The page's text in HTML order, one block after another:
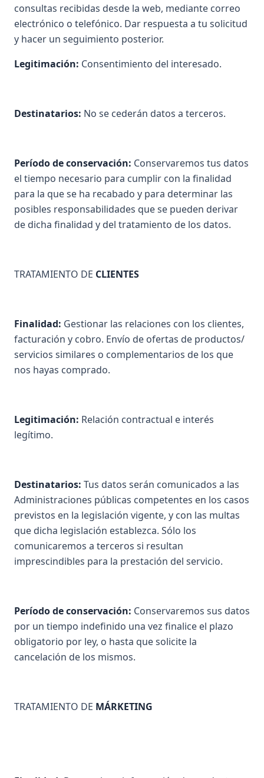
consultas recibidas desde la web, mediante correo
electrónico o telefónico. Dar respuesta a tu solicitud
y hacer un seguimiento posterior.
Legitimación: Consentimiento del interesado.
Destinatarios: No se cederán datos a terceros.
Período de conservación: Conservaremos tus datos
el tiempo necesario para cumplir con la finalidad
para la que se ha recabado y para determinar las
posibles responsabilidades que se pueden derivar
de dicha finalidad y del tratamiento de los datos.
TRATAMIENTO DE CLIENTES
Finalidad: Gestionar las relaciones con los clientes,
facturación y cobro. Envío de ofertas de productos/
servicios similares o complementarios de los que
nos hayas comprado.
Legitimación: Relación contractual e interés
legítimo.
Destinatarios: Tus datos serán comunicados a las
Administraciones públicas competentes en los casos
previstos en la legislación vigente, y con las multas
que dicha legislación establezca. Sólo los
comunicaremos a terceros si resultan
imprescindibles para la prestación del servicio.
Período de conservación: Conservaremos sus datos
por un tiempo indefinido una vez finalice el plazo
obligatorio por ley, o hasta que solicite la
cancelación de los mismos.
TRATAMIENTO DE MÁRKETING